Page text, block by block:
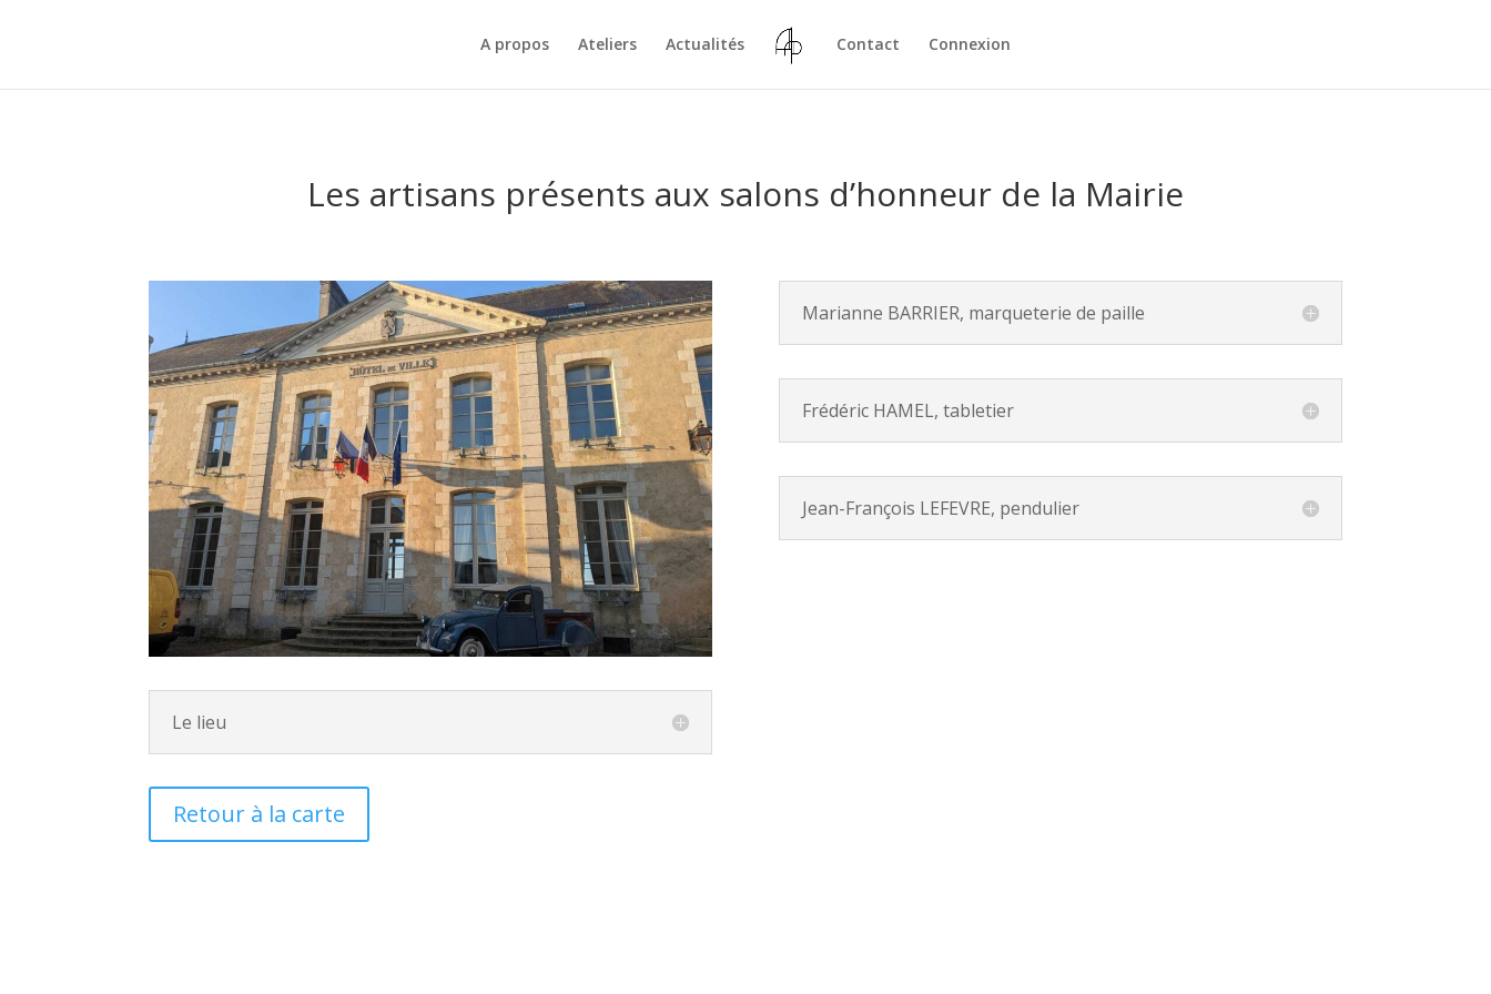
A propos Ateliers Actualités Contact Connexion
Les artisans présents aux salons d’honneur de la Mairie
Le lieu
Retour à la carte
Marianne BARRIER, marqueterie de paille
Frédéric HAMEL, tabletier
Jean-François LEFEVRE, pendulier